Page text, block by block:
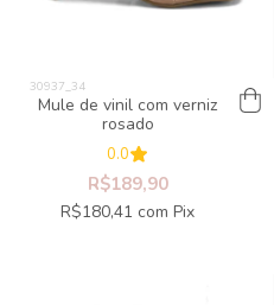
Mule de vinil com verniz
rosado
0.0
R$189,90
R$180,41 com Pix